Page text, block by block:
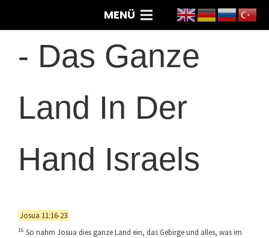
MENÜ
- Das Ganze
Land In Der
Hand Israels
Josua 11:16-23
16 So nahm Josua dies ganze Land ein, das Gebirge und alles, was im